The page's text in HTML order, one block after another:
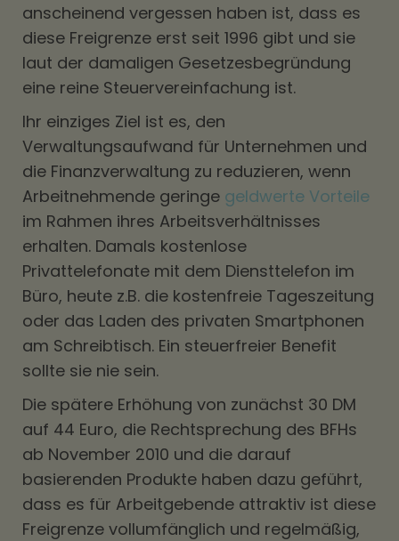
anscheinend vergessen haben ist, dass es
diese Freigrenze erst seit 1996 gibt und sie
laut der damaligen Gesetzesbegründung
eine reine Steuervereinfachung ist.
Ihr einziges Ziel ist es, den
Verwaltungsaufwand für Unternehmen und
die Finanzverwaltung zu reduzieren, wenn
Arbeitnehmende geringe geldwerte Vorteile
im Rahmen ihres Arbeitsverhältnisses
erhalten. Damals kostenlose
Privattelefonate mit dem Diensttelefon im
Büro, heute z.B. die kostenfreie Tageszeitung
oder das Laden des privaten Smartphonen
am Schreibtisch. Ein steuerfreier Benefit
sollte sie nie sein.
Die spätere Erhöhung von zunächst 30 DM
auf 44 Euro, die Rechtsprechung des BFHs
ab November 2010 und die darauf
basierenden Produkte haben dazu geführt,
dass es für Arbeitgebende attraktiv ist diese
Freigrenze vollumfänglich und regelmäßig,